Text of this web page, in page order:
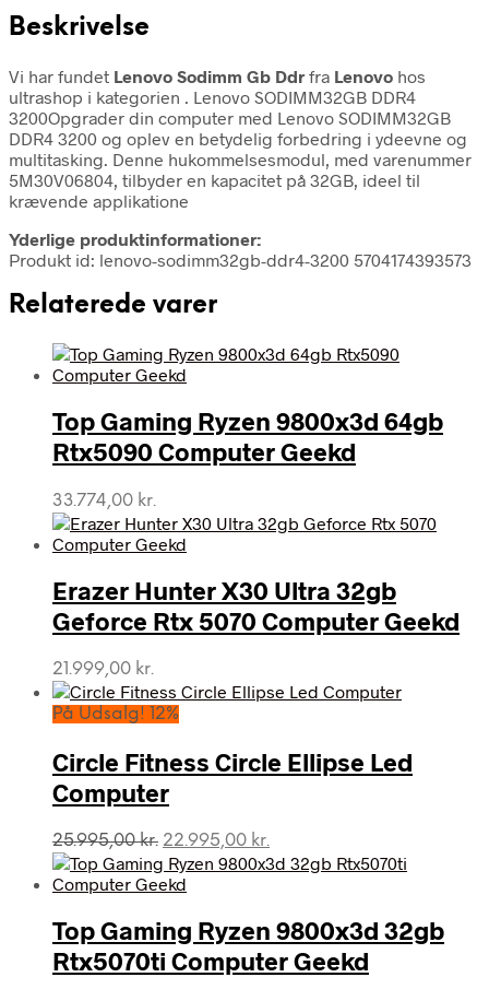
Beskrivelse
Vi har fundet Lenovo Sodimm Gb Ddr fra Lenovo hos
ultrashop i kategorien . Lenovo SODIMM32GB DDR4
3200Opgrader din computer med Lenovo SODIMM32GB
DDR4 3200 og oplev en betydelig forbedring i ydeevne og
multitasking. Denne hukommelsesmodul, med varenummer
5M30V06804, tilbyder en kapacitet på 32GB, ideel til
krævende applikatione
Yderlige produktinformationer:
Produkt id: lenovo-sodimm32gb-ddr4-3200 5704174393573
Relaterede varer
Top Gaming Ryzen 9800x3d 64gb
Rtx5090 Computer Geekd
33.774,00 kr.
Erazer Hunter X30 Ultra 32gb
Geforce Rtx 5070 Computer Geekd
21.999,00 kr.
På Udsalg! 12%
Circle Fitness Circle Ellipse Led
Computer
25.995,00kr. Den
oprindelige
pris
25.995,00 kr..
22.995,00 kr.
aktuelle
22.995,00 kr..
Top Gaming Ryzen 9800x3d 32gb
Rtx5070ti Computer Geekd